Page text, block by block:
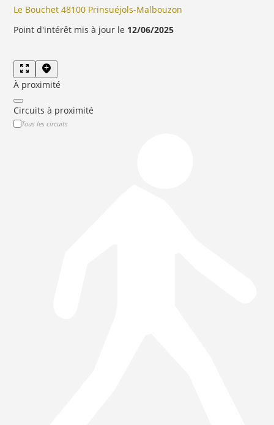
Le Bouchet 48100 Prinsuéjols-Malbouzon
Point d'intérêt mis à jour le 12/06/2025
À proximité
Circuits à proximité
Tous les circuits